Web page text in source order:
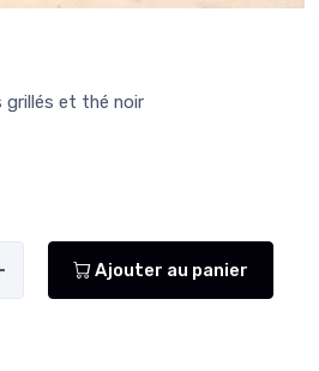
et thé noir
Ajouter au panier